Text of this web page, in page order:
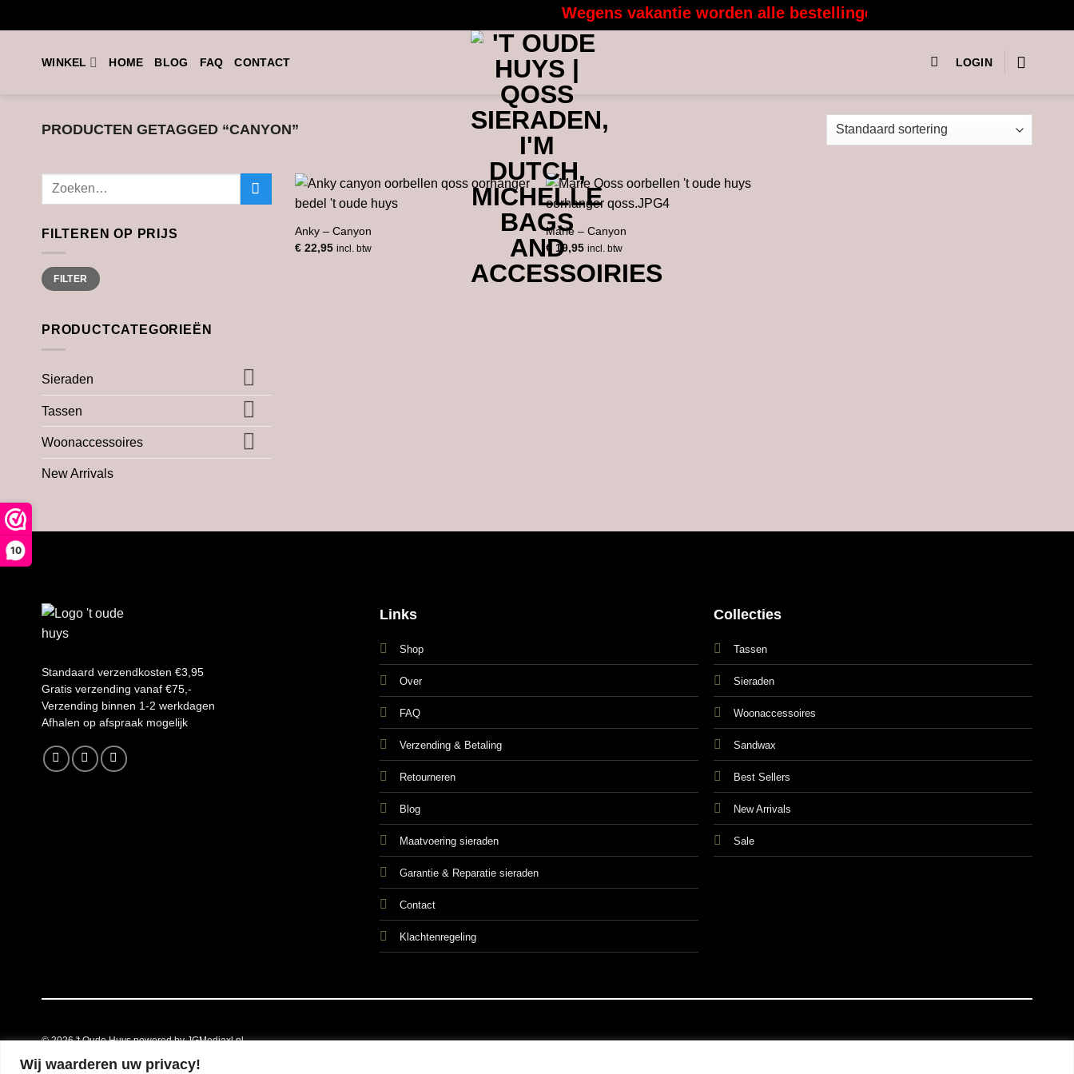
10
Wij waarderen uw privacy!
naar
Wegens vakantie worden alle bestellingen vanaf 3 augustus weer
WINKEL HOME BLOG FAQ CONTACT LOGIN
PRODUCTEN GETAGGED “CANYON”
Zoeken
FILTEREN OP PRIJS
Min.
prijs
Max.
prijsFILTER
PRODUCTCATEGORIEËN
Sieraden
Tassen
Woonaccessoires
New Arrivals
Anky – Canyon
€ 22,95 incl. btw
Marie – Canyon
€ 19,95 incl. btw
Standaard verzendkosten €3,95
Gratis verzending vanaf €75,-
Verzending binnen 1-2 werkdagen
Afhalen op afspraak mogelijk
Links
Shop
Over
FAQ
Verzending & Betaling
Retourneren
Blog
Maatvoering sieraden
Garantie & Reparatie sieraden
Contact
Klachtenregeling
Collecties
Tassen
Sieraden
Woonaccessoires
Sandwax
Best Sellers
New Arrivals
Sale
© 2026't Oude Huys powered by JGMediaxl.nl